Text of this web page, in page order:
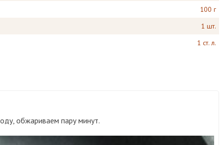
100 г
1 шт.
1 ст. л.
обжариваем пару минут.